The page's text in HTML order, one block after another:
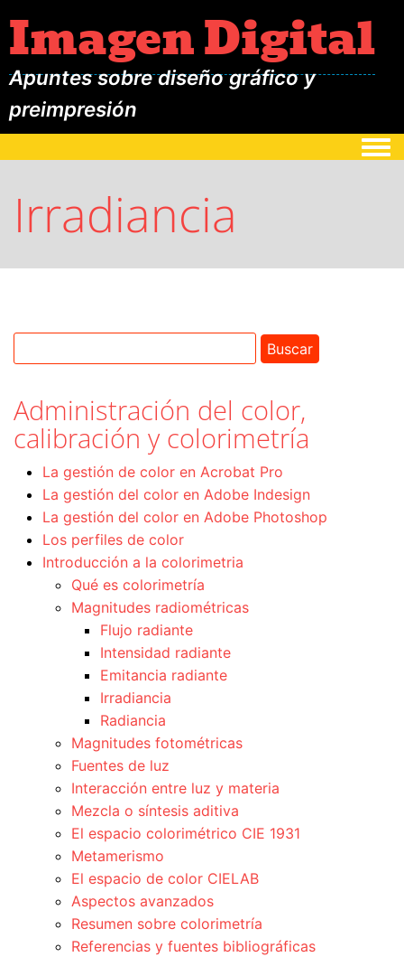
Imagen Digital
Apuntes sobre diseño gráfico y
preimpresión
Irradiancia
Administración del color,
calibración y colorimetría
La gestión de color en Acrobat Pro
La gestión del color en Adobe Indesign
La gestión del color en Adobe Photoshop
Los perfiles de color
Introducción a la colorimetria
Qué es colorimetría
Magnitudes radiométricas
Flujo radiante
Intensidad radiante
Emitancia radiante
Irradiancia
Radiancia
Magnitudes fotométricas
Fuentes de luz
Interacción entre luz y materia
Mezcla o síntesis aditiva
El espacio colorimétrico CIE 1931
Metamerismo
El espacio de color CIELAB
Aspectos avanzados
Resumen sobre colorimetría
Referencias y fuentes bibliográficas